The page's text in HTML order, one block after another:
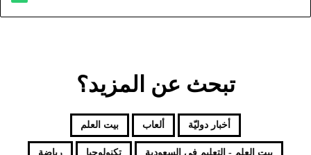
تبحث عن المزيد؟
أخبار دوليّة ألعاب بيت العلم
بيت العلم - التعليم فى السعودية تكنولوجيا رياضة